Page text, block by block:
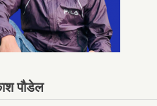
पौडेल